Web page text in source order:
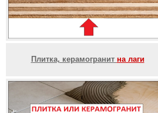
Плитка, керамогранит на лаги